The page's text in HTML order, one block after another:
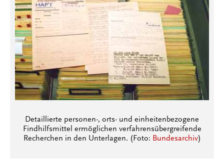
Detaillierte personen-, orts- und einheitenbezogene
Findhilfsmittel ermöglichen verfahrensübergreifende
Recherchen in den Unterlagen. (Foto: Bundesarchiv)